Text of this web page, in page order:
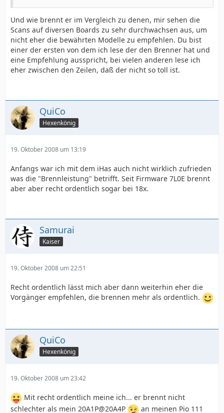
Und wie brennt er im Vergleich zu denen, mir sehen die
Scans auf diversen Boards zu sehr durchwachsen aus, um
nicht eher die bewährten Modelle zu empfehlen. Du bist
einer der ersten von dem ich lese der den Brenner hat und
eine Empfehlung ausspricht, bei vielen anderen lese ich
eher zwischen den Zeilen, daß der nicht so toll ist.
QuiCo
Hexenkönig
19. Oktober 2008 um 13:19
Anfangs war ich mit dem iHas auch nicht wirklich zufrieden
was die "Brennleistung" betrifft. Seit Firmware 7L0E brennt
aber aber recht ordentlich sogar bei 18x.
Samurai
Kaiser
19. Oktober 2008 um 22:51
Recht ordentlich lässt mich aber dann weiterhin eher die
Vorgänger empfehlen, die brennen mehr als ordentlich.
QuiCo
Hexenkönig
19. Oktober 2008 um 23:42
Mit recht ordentlich meine ich... er brennt nicht
schlechter als mein 20A1P@20A4P
an meinen Pio 111